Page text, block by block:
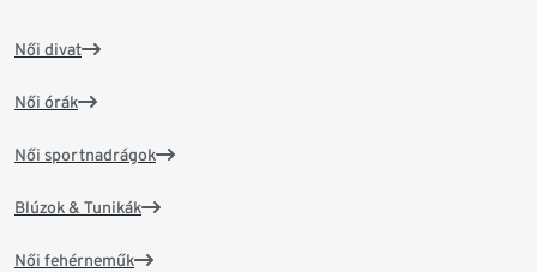
Női divat
Női órák
Női sportnadrágok
Blúzok & Tunikák
Női fehérneműk